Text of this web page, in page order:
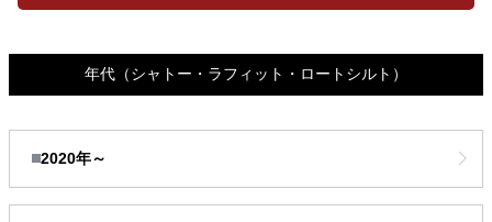
年代 （シャトー・ラフィット・ロートシルト）
2020年～